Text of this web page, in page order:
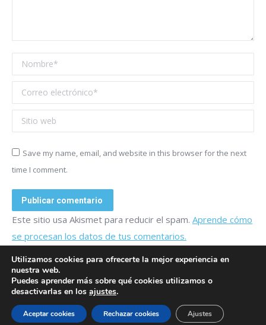
Nombre *
Correo electrónico *
Sitio web
Save my name, email, and website in this browser for the next
time I comment.
Publicar comentario
Este sitio usa Akismet para reducir el spam. Aprende cómo
se procesan los datos de tus comentarios.
© 2024 ASONEVUS
Info
Utilizamos cookies para ofrecerte la mejor experiencia en
nuestra web.
Puedes aprender más sobre qué cookies utilizamos o
desactivarlas en los ajustes.
Aceptar cookies Rechazar cookies Ajustes